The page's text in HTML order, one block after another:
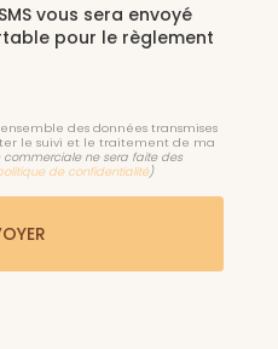
vous sera envoyé
pour le règlement
des données transmises
le suivi et le traitement de ma
commerciale ne sera faite des
de confidentialité)